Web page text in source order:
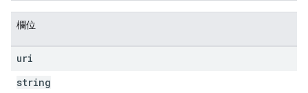
欄位
uri
string